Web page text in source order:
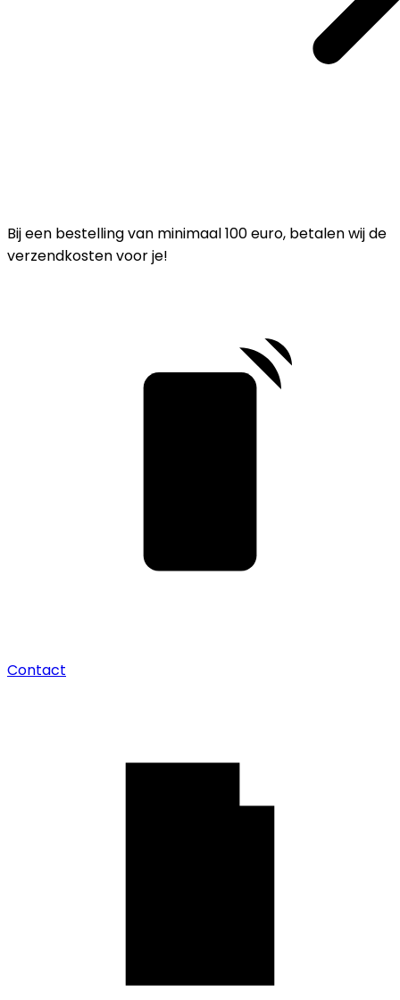
Bij een bestelling van minimaal 100 euro, betalen wij de
verzendkosten voor je!
Contact